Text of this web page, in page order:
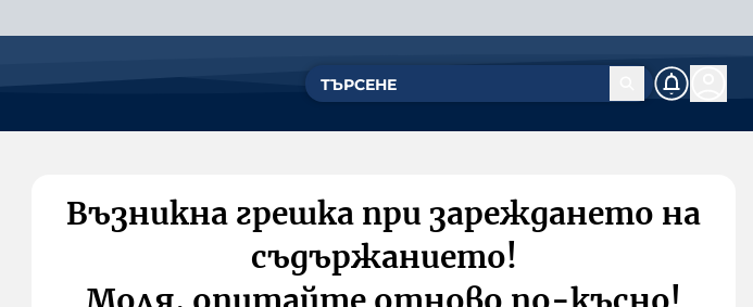
Възникна грешка при зареждането на
съдържанието!